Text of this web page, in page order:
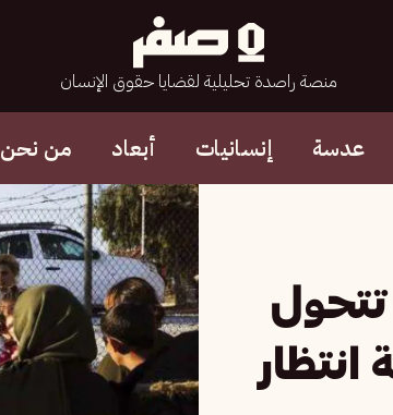
منصة راصدة تحليلية لقضايا حقوق الإنسان
عدسة إنسانيات أبعاد من نحن
انتظار